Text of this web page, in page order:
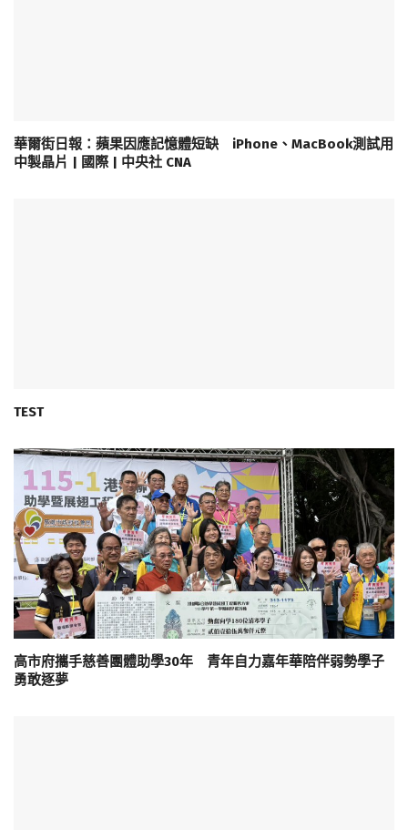
華爾街日報：蘋果因應記憶體短缺 iPhone、MacBook測試用
中製晶片 | 國際 | 中央社 CNA
TEST
高市府攜手慈善團體助學30年 青年自力嘉年華陪伴弱勢學子
勇敢逐夢